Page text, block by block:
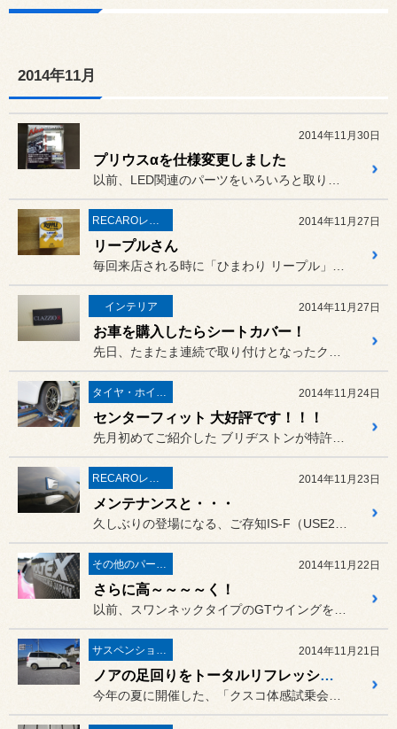
2014年11月
2014年11月30日
プリウスαを仕様変更しました
2014年11月27日
リープルさん
インテリア 2014年11月27日
お車を購入したらシートカバー！
2014年11月24日
センターフィット 大好評です！！！
2014年11月23日
メンテナンスと・・・
2014年11月22日
さらに高～～～～く！
2014年11月21日
ノアの足回りをトータルリフレッシュ！